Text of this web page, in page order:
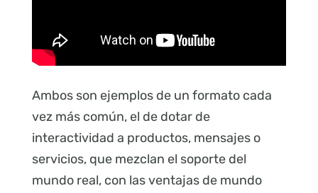
Ambos son ejemplos de un formato cada
vez más común, el de dotar de
interactividad a productos, mensajes o
servicios, que mezclan el soporte del
mundo real, con las ventajas de mundo